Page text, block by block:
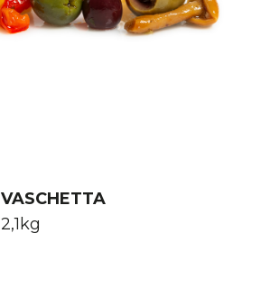
VASCHETTA
2,1kg